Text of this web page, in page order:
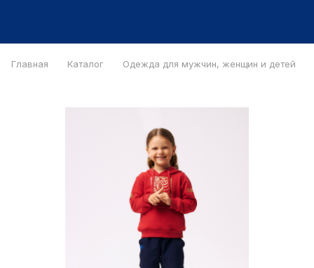
Главная Каталог Одежда для мужчин, женщин и детей